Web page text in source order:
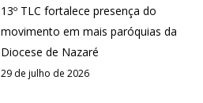
13º TLC fortalece presença do
movimento em mais paróquias da
Diocese de Nazaré
29 de julho de 2026